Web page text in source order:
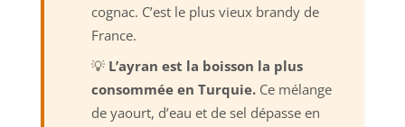
cognac. C’est le plus vieux brandy de
France.
💡 L’ayran est la boisson la plus
consommée en Turquie.Ce mélange
de yaourt, d’eau et de sel dépasse en